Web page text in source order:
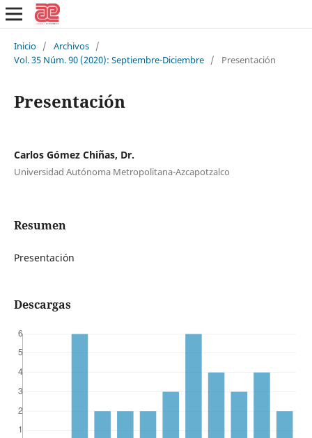
Inicio / Archivos /
Vol. 35 Núm. 90 (2020): Septiembre-Diciembre / Presentación
Presentación
Carlos Gómez Chiñas, Dr.
Universidad Autónoma Metropolitana-Azcapotzalco
Resumen
Presentación
Descargas